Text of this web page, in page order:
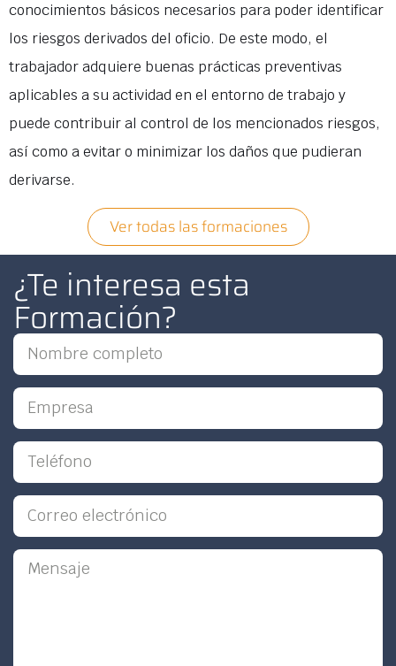
conocimientos básicos necesarios para poder identificar
los riesgos derivados del oficio. De este modo, el
trabajador adquiere buenas prácticas preventivas
aplicables a su actividad en el entorno de trabajo y
puede contribuir al control de los mencionados riesgos,
así como a evitar o minimizar los daños que pudieran
derivarse.
Ver todas las formaciones
¿Te interesa esta
Formación?